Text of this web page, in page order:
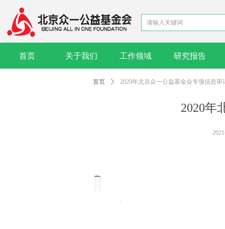
首页 关于我们
关于我们
工作领域
工作领域
研究报告
研究报告
2020年
首页 ꄲ 2020年北京众一公益基金会专项信息审